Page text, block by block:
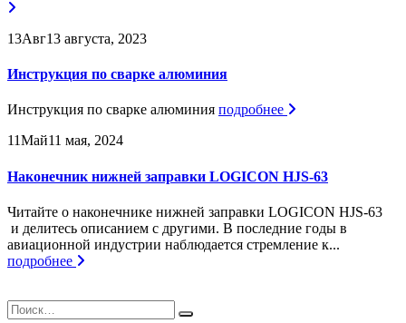
13Авг13 августа, 2023
Инструкция по сварке алюминия
Инструкция по сварке алюминия подробнее
11Май11 мая, 2024
Наконечник нижней заправки LOGICON HJS-63
Читайте о наконечнике нижней заправки LOGICON HJS-63
и делитесь описанием с другими. В последние годы в
авиационной индустрии наблюдается стремление к...
подробнее